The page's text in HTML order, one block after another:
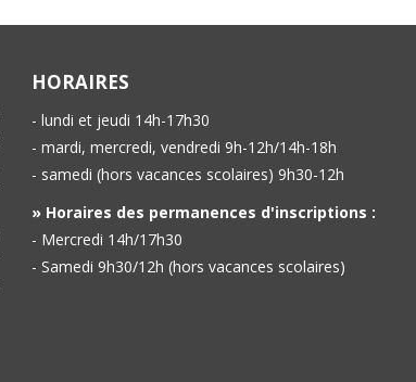
HORAIRES
- lundi et jeudi 14h-17h30
- mardi, mercredi, vendredi 9h-12h/14h-18h
- samedi (hors vacances scolaires) 9h30-12h
» Horaires des permanences d'inscriptions :
- Mercredi 14h/17h30
- Samedi 9h30/12h (hors vacances scolaires)